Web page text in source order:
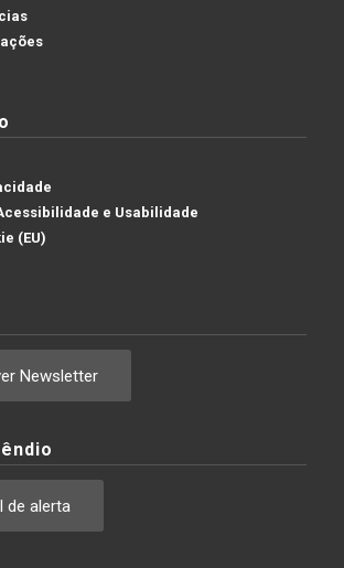
e Usabilidade
(EU)
Newsletter
de alerta